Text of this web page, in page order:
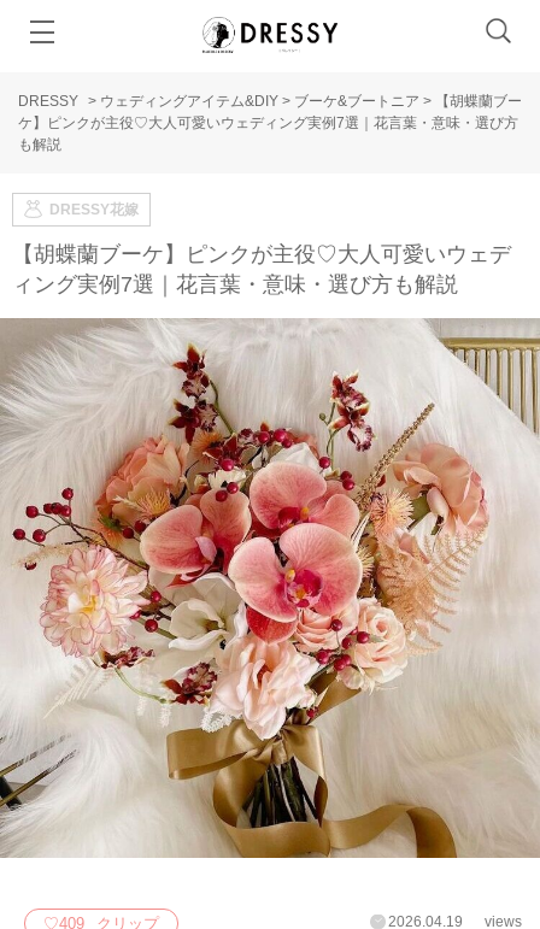
DRESSY > ウェディングアイテム&DIY > ブーケ&ブートニア >
【胡蝶蘭ブー
ケ】ピンクが主役♡大人可愛いウェディング実例7選｜花言葉・意味・選び方
も解説
DRESSY花嫁
【胡蝶蘭ブーケ】ピンクが主役♡大人可愛いウェデ
ィング実例7選｜花言葉・意味・選び方も解説
♡409 クリップ 2026.04.19 views